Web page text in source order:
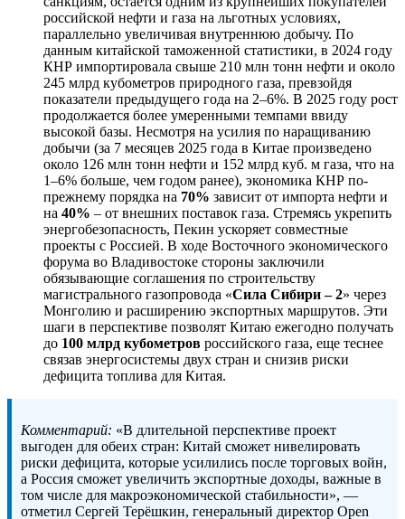
российской нефти и газа на льготных условиях,
параллельно увеличивая внутреннюю добычу. По
данным китайской таможенной статистики, в 2024 году
КНР импортировала свыше 210 млн тонн нефти и около
245 млрд кубометров природного газа, превзойдя
показатели предыдущего года на 2–6%. В 2025 году рост
продолжается более умеренными темпами ввиду
высокой базы. Несмотря на усилия по наращиванию
добычи (за 7 месяцев 2025 года в Китае произведено
около 126 млн тонн нефти и 152 млрд куб. м газа, что на
1–6% больше, чем годом ранее), экономика КНР по-
прежнему порядка на 70% зависит от импорта нефти и
на 40% – от внешних поставок газа. Стремясь укрепить
энергобезопасность, Пекин ускоряет совместные
проекты с Россией. В ходе Восточного экономического
форума во Владивостоке стороны заключили
обязывающие соглашения по строительству
магистрального газопровода «Сила Сибири – 2» через
Монголию и расширению экспортных маршрутов. Эти
шаги в перспективе позволят Китаю ежегодно получать
до 100 млрд кубометров российского газа, еще теснее
связав энергосистемы двух стран и снизив риски
дефицита топлива для Китая.
Комментарий: «В длительной перспективе проект
выгоден для обеих стран: Китай сможет нивелировать
риски дефицита, которые усилились после торговых войн,
а Россия сможет увеличить экспортные доходы, важные в
том числе для макроэкономической стабильности», —
отметил Сергей Терёшкин, генеральный директор Open